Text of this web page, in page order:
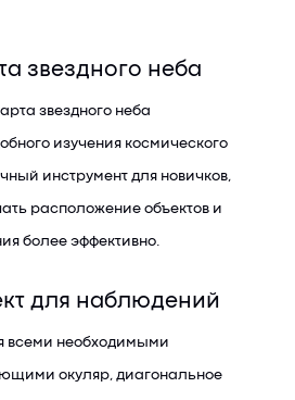
звездного неба
звездного неба
изучения космического
инструмент для новичков,
расположение объектов и
более эффективно.
для наблюдений
всеми необходимыми
окуляр, диагональное